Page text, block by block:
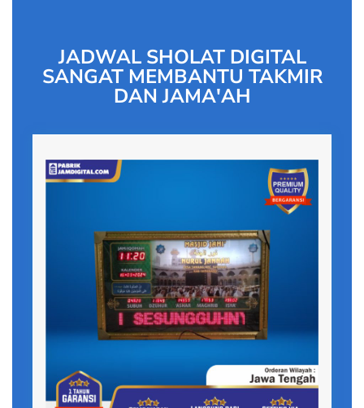
JADWAL SHOLAT DIGITAL
SANGAT MEMBANTU TAKMIR
DAN JAMA'AH